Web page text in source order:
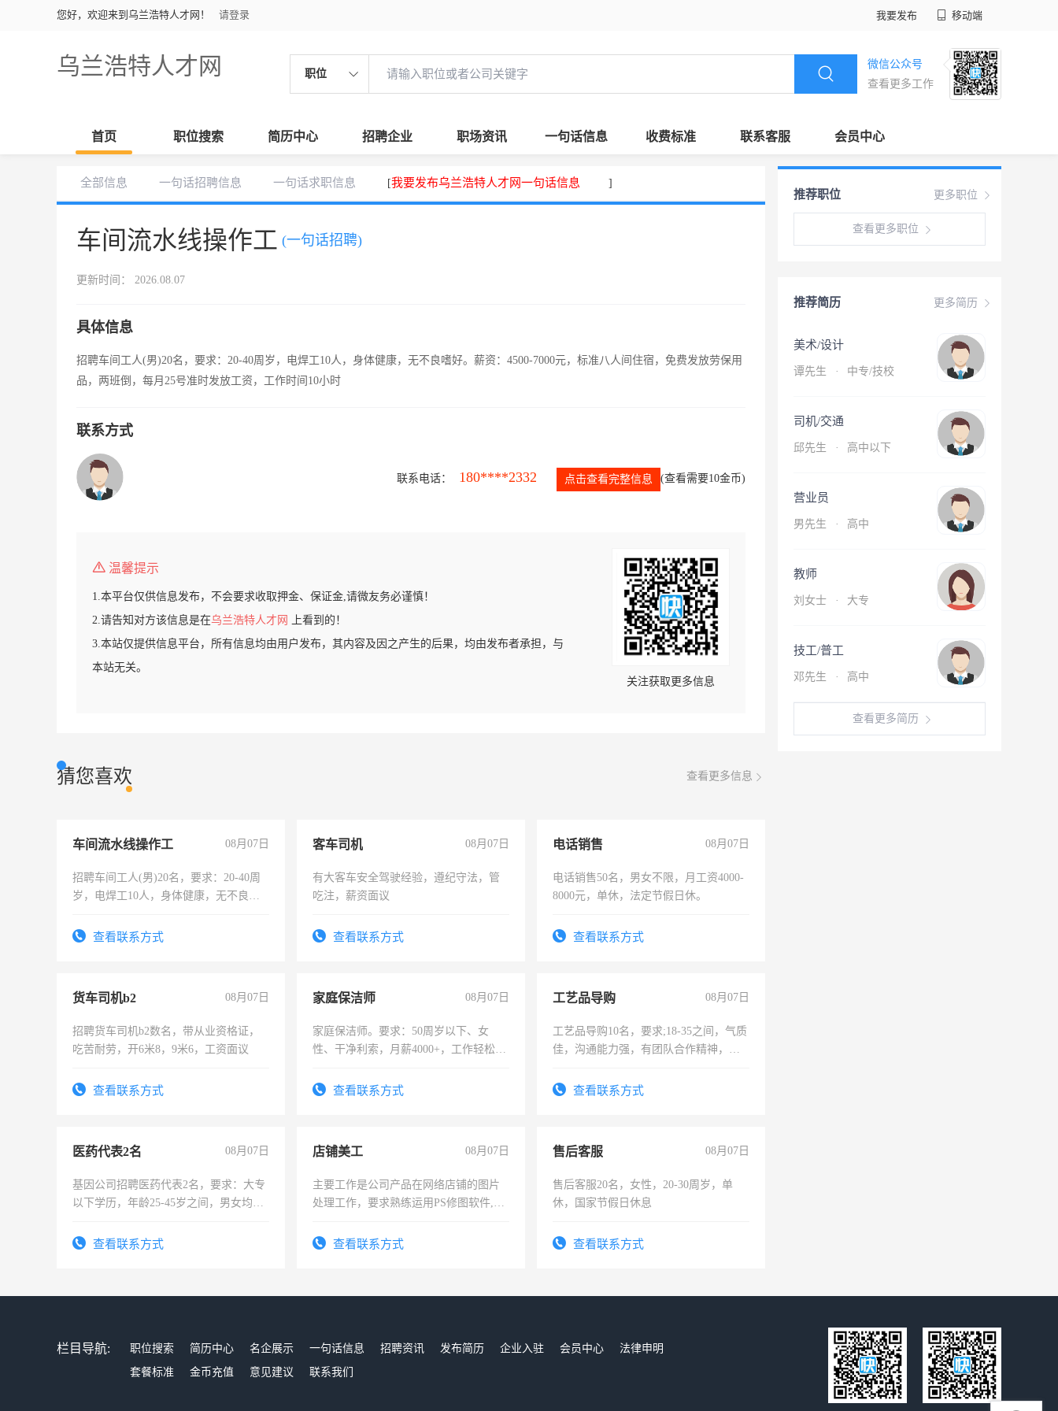
您好，欢迎来到乌兰浩特人才网！ 请登录 我要发布 移动端
乌兰浩特人才网 职位
微信公众号
查看更多工作
首页 职位搜索 简历中心 招聘企业 职场资讯 一句话信息 收费标准 联系客服 会员中心
全部信息 一句话招聘信息 一句话求职信息 [我要发布乌兰浩特人才网一句话信息 ]
车间流水线操作工 (一句话招聘)
更新时间： 2026.08.07
具体信息
招聘车间工人(男)20名，要求：20-40周岁，电焊工10人，身体健康，无不良嗜好。薪资：4500-7000元，标准八人间住宿，免费发放劳保用
品，两班倒，每月25号准时发放工资，工作时间10小时
联系方式
联系电话： 180****2332 点击查看完整信息 (查看需要10金币)
温馨提示
1.本平台仅供信息发布，不会要求收取押金、保证金,请微友务必谨慎！
2.请告知对方该信息是在乌兰浩特人才网
上看到的！
3.本站仅提供信息平台，所有信息均由用户发布，其内容及因之产生的后果，均由发布者承担，与
本站无关。
关注获取更多信息
猜您喜欢 查看更多信息
车间流水线操作工 08月07日
招聘车间工人(男)20名，要求：20-40周
岁，电焊工10人，身体健康，无不良嗜
宿，免费发放劳保用品，两班倒，每月
查看联系方式
客车司机 08月07日
有大客车安全驾驶经验，遵纪守法，管
吃注，薪资面议
查看联系方式
电话销售 08月07日
电话销售50名，男女不限，月工资4000-
8000元，单休，法定节假日休。
查看联系方式
货车司机b2 08月07日
招聘货车司机b2数名，带从业资格证，
吃苦耐劳，开6米8，9米6，工资面议
查看联系方式
家庭保洁师 08月07日
家庭保洁师。要求：50周岁以下、女
性、干净利索，月薪4000+，工作轻松，
太太等。查看联系方式
工艺品导购 08月07日
工艺品导购10名，要求;18-35之间，气质
佳，沟通能力强，有团队合作精神，有
查看联系方式
医药代表2名 08月07日
基因公司招聘医药代表2名，要求：大专
以下学历，年龄25-45岁之间，男女均
表或者有医学资质的优先，底薪+绩效，
查看联系方式
店铺美工 08月07日
主要工作是公司产品在网络店铺的图片
处理工作，要求熟练运用PS修图软件,工
查看联系方式
售后客服 08月07日
售后客服20名，女性，20-30周岁，单
休，国家节假日休息
查看联系方式
更多职位
推荐职位
查看更多职位
更多简历
推荐简历
美术/设计
谭先生 · 中专/技校
司机/交通
邱先生 · 高中以下
营业员
男先生 · 高中
教师
刘女士 · 大专
技工/普工
邓先生 · 高中
查看更多简历
栏目导航: 职位搜索 简历中心 名企展示 一句话信息 招聘资讯 发布简历 企业入驻 会员中心
法律申明
套餐标准
金币充值 意见建议 联系我们